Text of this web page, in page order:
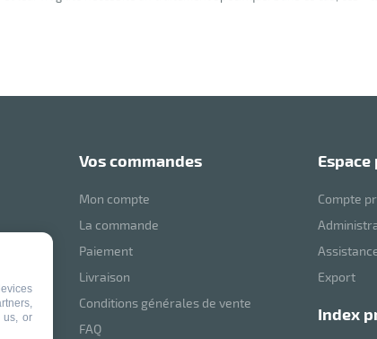
vos commandes
Mon compte
La commande
Paiement
Livraison
Conditions générales de vente
FAQ
Compte
Export
index
us, or